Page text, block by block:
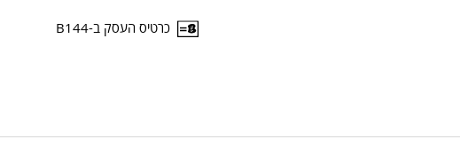
כרטיס העסק ב-B144